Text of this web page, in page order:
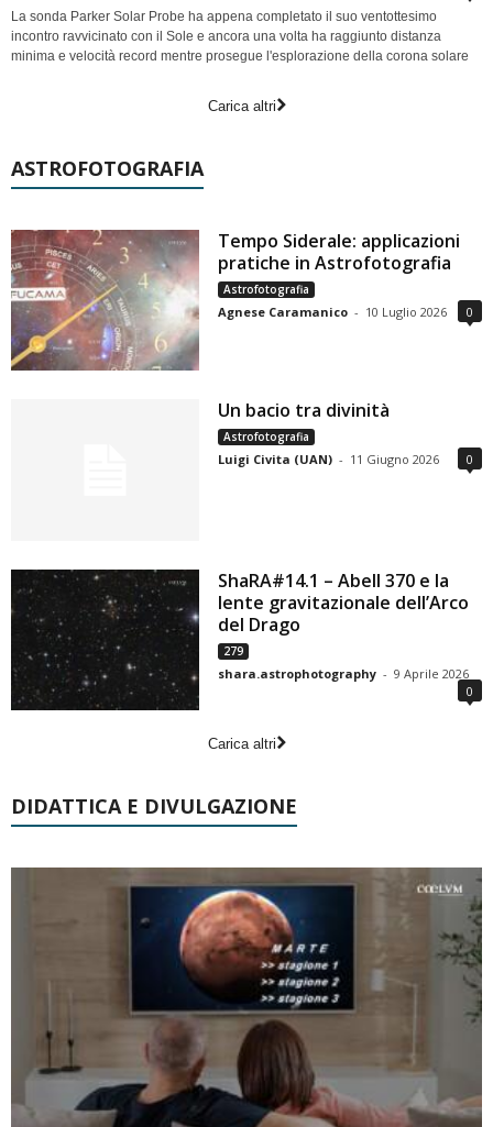
La sonda Parker Solar Probe ha appena completato il suo ventottesimo
incontro ravvicinato con il Sole e ancora una volta ha raggiunto distanza
minima e velocità record mentre prosegue l'esplorazione della corona solare
Carica altri
ASTROFOTOGRAFIA
Tempo Siderale: applicazioni
pratiche in Astrofotografia
Astrofotografia
Agnese Caramanico - 10 Luglio 2026 0
Un bacio tra divinità
Astrofotografia
Luigi Civita (UAN) - 11 Giugno 2026 0
ShaRA#14.1 – Abell 370 e la
lente gravitazionale dell’Arco
del Drago
279
shara.astrophotography - 9 Aprile 2026
0
Carica altri
DIDATTICA E DIVULGAZIONE